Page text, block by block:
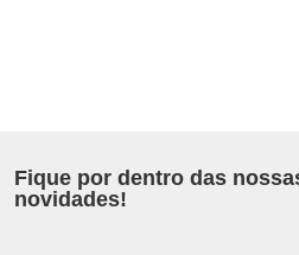
Fique por dentro das
novidades!